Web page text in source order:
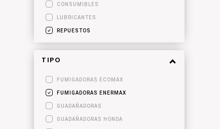
CONSUMIBLES
LUBRICANTES
REPUESTOS
TIPO
FUMIGADORAS ECOMAX
FUMIGADORAS ENERMAX
GUADAÑADORAS
GUADAÑADORAS HONDA